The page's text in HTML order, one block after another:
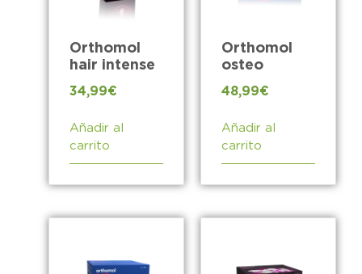
Orthomol
hair intense
34,99€
Añadir al
carrito
Orthomol
osteo
48,99€
Añadir al
carrito